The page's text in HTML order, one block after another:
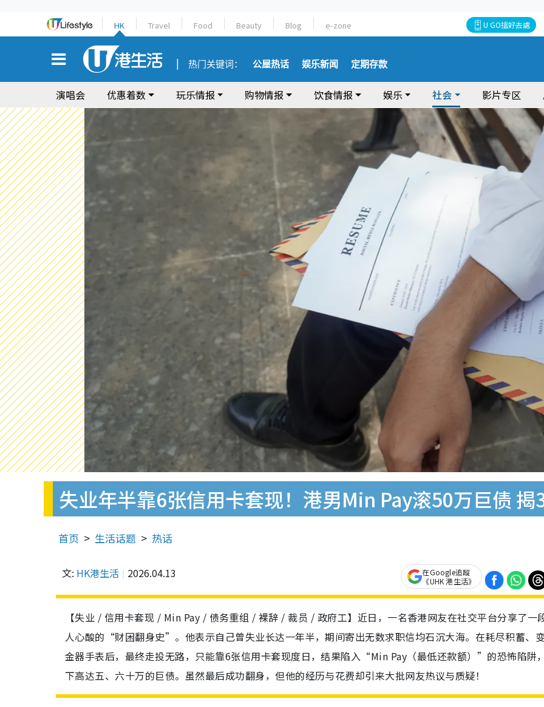
HK Travel Food Beauty Blog e-zone U GO搵好去處
热门关键词： 公屋热话 娱乐新闻 定期存款
演唱会 优惠着数 玩乐情报 购物情报 饮食情报 娱乐 社会 影片专区
失业年半靠6张信用卡套现！港男Min Pay滚50万巨债
首页 生活话题 热话
文: HK港生活 2026.04.13
在Google追蹤
《UHK 港生活》
【失业 / 信用卡套现 / Min Pay / 债务重组 / 裸辞 / 裁员 / 政府工】近日，一名香港网友在社交平台分享了一
人心酸的“财困翻身史”。他表示自己曾失业长达一年半，期间寄出无数求职信均石沉大海。在耗尽积蓄、
金器手表后，最终走投无路，只能靠6张信用卡套现度日，结果陷入“Min Pay（最低还款额）”的恐怖陷阱
下高达五、六十万的巨债。虽然最后成功翻身，但他的经历与花费却引来大批网友热议与质疑！